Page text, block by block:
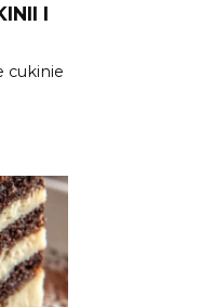
I
cukinie